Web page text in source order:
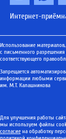
Интернет-
Использование
с письменного
соответствующего
Запрещается
информации любыми
им. М.Т. Калашникова
Для улучшения работы
мы используем файлы
согласие на обработку